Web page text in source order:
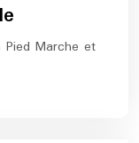
Marche et